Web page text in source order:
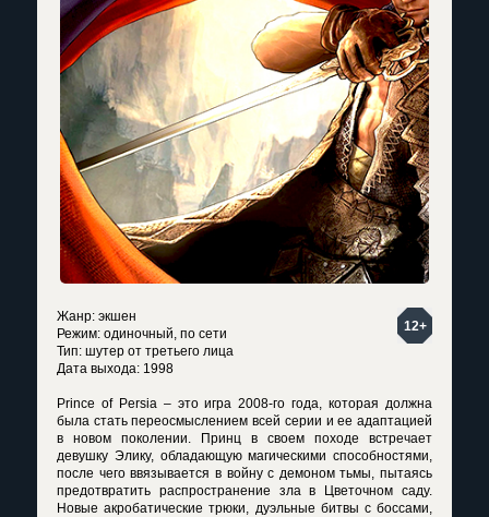
12+
Жанр: экшен
Режим: одиночный, по сети
Тип: шутер от третьего лица
Дата выхода: 1998
Prince of Persia – это игра 2008-го года, которая должна
была стать переосмыслением всей серии и ее адаптацией
в новом поколении. Принц в своем походе встречает
девушку Элику, обладающую магическими способностями,
после чего ввязывается в войну с демоном тьмы, пытаясь
предотвратить распространение зла в Цветочном саду.
Новые акробатические трюки, дуэльные битвы с боссами,